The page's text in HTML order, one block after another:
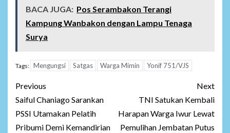
BACA JUGA: Pos Serambakon Terangi
Kampung Wanbakon dengan Lampu Tenaga
Surya
Tags: Mengungsi Satgas Warga Mimin Yonif 751/VJS
Post
navigation
Previous
Saiful Chaniago Sarankan
PSSI Utamakan Pelatih
Pribumi Demi Kemandirian
Next
TNI Satukan Kembali
Harapan Warga Iwur Lewat
Pemulihan Jembatan Putus